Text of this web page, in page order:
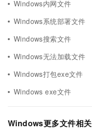
Windows内网文件
Windows系统部署文件
Windows搜索文件
Windows无法加载文件
Windows打包exe文件
Windows exe文件
Windows更多文件相关